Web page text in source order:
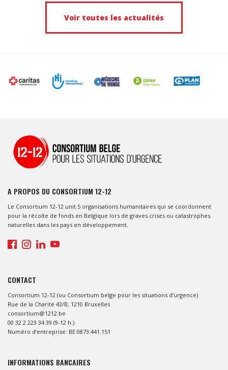
Voir toutes les actualités
A PROPOS DU CONSORTIUM 12-12
Le Consortium 12-12 unit 5 organisations humanitaires qui se coordonnent
pour la récolte de fonds en Belgique lors de graves crises ou catastrophes
naturelles dans les pays en développement.
CONTACT
Consortium 12-12 (ou Consortium belge pour les situations d’urgence)
Rue de la Charité 43/B, 1210 Bruxelles
consortium@1212.be
00 32 2 223 34 39 (9-12 h.)
Numéro d’entreprise: BE 0873.441.151
INFORMATIONS BANCAIRES